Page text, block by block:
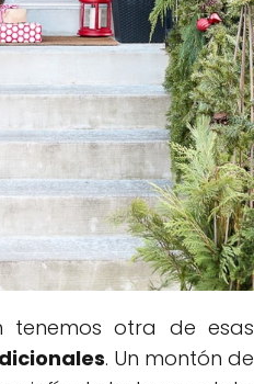
tenemos otra de esas
. Un montón de